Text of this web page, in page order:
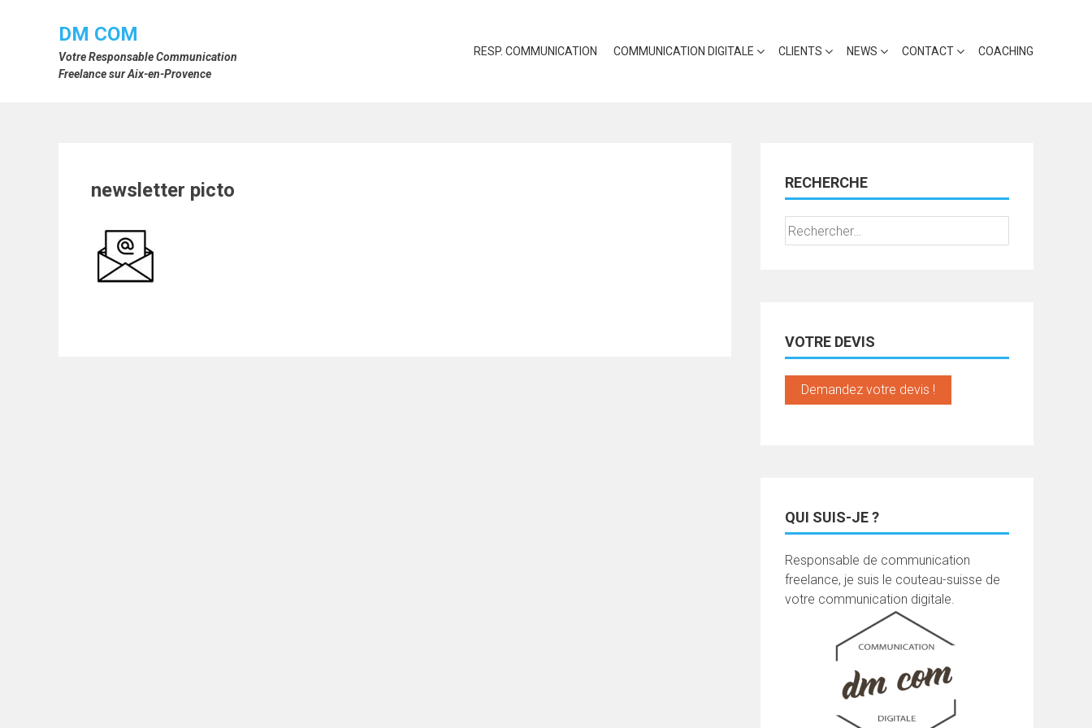
DM COM
Votre Responsable Communication
Freelance sur Aix-en-Provence
RESP. COMMUNICATION COMMUNICATION DIGITALE CLIENTS NEWS CONTACT COACHING
newsletter picto RECHERCHE
Rechercher :
VOTRE DEVIS
Demandez votre devis !
QUI SUIS-JE ?
Responsable de communication
freelance, je suis le couteau-suisse de
votre communication digitale.